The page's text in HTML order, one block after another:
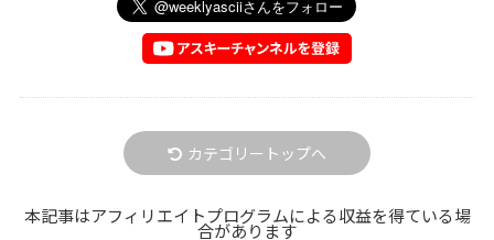
カテゴリートップへ
本記事はアフィリエイトプログラムによる収益を得ている場
合があります